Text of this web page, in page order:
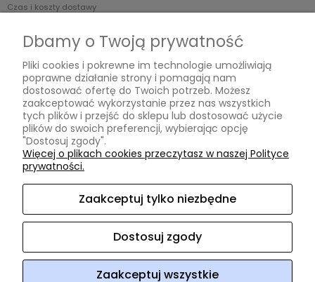
Czas i koszty dostawy
Informacje
Regulamin
Polityka prywatności
O nas
Kontakt i dane firmy
O firmie
ul. Niklowa 38 08-110 Siedlce
mazowieckie NIP: 8212472854 REGON: 140952918 tel:604 220
e-mail:arthomedesign@interia.pl
Dbamy o Twoją prywatność
Pliki cookies i pokrewne im technologie umożliwiają
poprawne działanie strony i pomagają nam
dostosować ofertę do Twoich potrzeb. Możesz
zaakceptować wykorzystanie przez nas wszystkich
tych plików i przejść do sklepu lub dostosować użycie
plików do swoich preferencji, wybierając opcję
"Dostosuj zgody".
Więcej o plikach cookies przeczytasz w naszej Polityce
prywatności.
Zaakceptuj tylko niezbędne
Dostosuj zgody
Zaakceptuj wszystkie